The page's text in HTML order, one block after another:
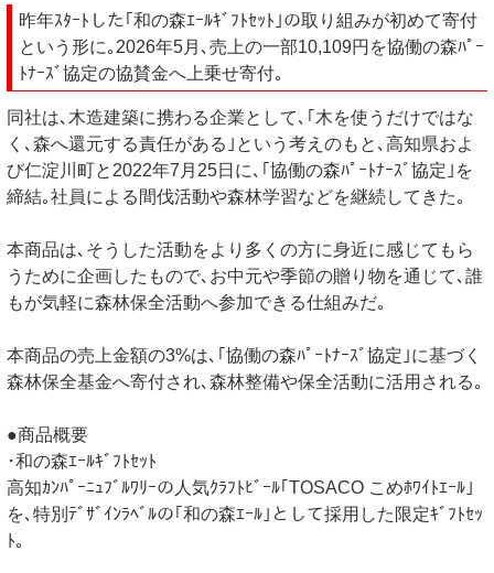
昨年ｽﾀｰﾄした｢和の森ｴｰﾙｷﾞﾌﾄｾｯﾄ｣の取り組みが初めて寄付
という形に｡2026年5月､売上の一部10,109円を協働の森ﾊﾟｰ
ﾄﾅｰｽﾞ協定の協賛金へ上乗せ寄付｡
同社は､木造建築に携わる企業として､｢木を使うだけではな
く､森へ還元する責任がある｣という考えのもと､高知県およ
び仁淀川町と2022年7月25日に､｢協働の森ﾊﾟｰﾄﾅｰｽﾞ協定｣を
締結｡社員による間伐活動や森林学習などを継続してきた｡
本商品は､そうした活動をより多くの方に身近に感じてもら
うために企画したもので､お中元や季節の贈り物を通じて､誰
もが気軽に森林保全活動へ参加できる仕組みだ｡
本商品の売上金額の3%は､｢協働の森ﾊﾟｰﾄﾅｰｽﾞ協定｣に基づく
森林保全基金へ寄付され､森林整備や保全活動に活用される｡
●商品概要
･和の森ｴｰﾙｷﾞﾌﾄｾｯﾄ
高知ｶﾝﾊﾟｰﾆｭﾌﾞﾙﾜﾘｰの人気ｸﾗﾌﾄﾋﾞｰﾙ｢TOSACO こめﾎﾜｲﾄｴｰﾙ｣
を､特別ﾃﾞｻﾞｲﾝﾗﾍﾞﾙの｢和の森ｴｰﾙ｣として採用した限定ｷﾞﾌﾄｾｯ
ﾄ｡